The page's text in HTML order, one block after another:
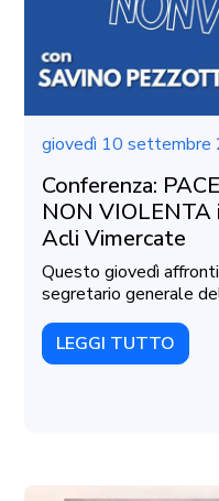
giovedì 10 settembre
Conferenza:
NON VIOLENTA
Acli Vimercate
Questo giovedì
segretario generale
LEGGI TUTTO